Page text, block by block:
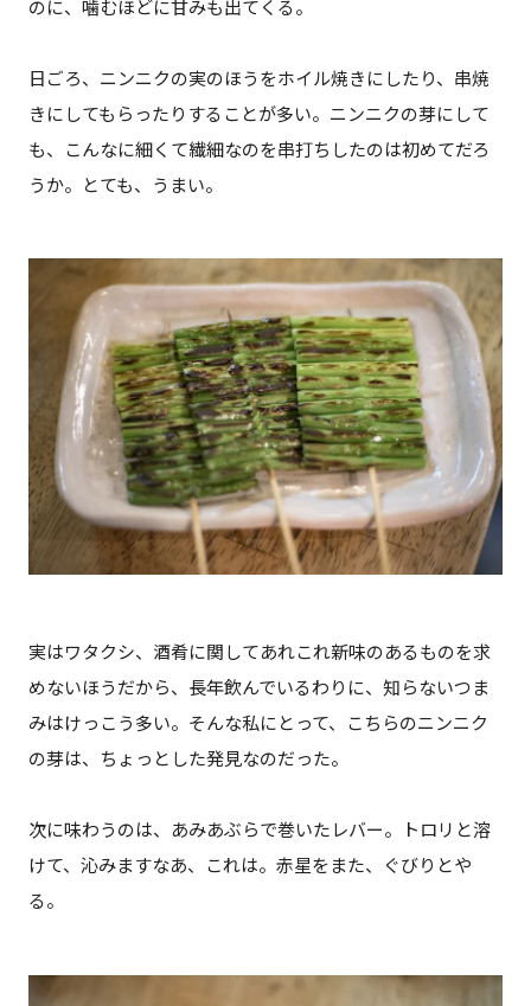
のに、噛むほどに甘みも出てくる。
日ごろ、ニンニクの実のほうをホイル焼きにしたり、串焼
きにしてもらったりすることが多い。ニンニクの芽にして
も、こんなに細くて繊細なのを串打ちしたのは初めてだろ
うか。とても、うまい。
実はワタクシ、酒肴に関してあれこれ新味のあるものを求
めないほうだから、長年飲んでいるわりに、知らないつま
みはけっこう多い。そんな私にとって、こちらのニンニク
の芽は、ちょっとした発見なのだった。
次に味わうのは、あみあぶらで巻いたレバー。トロリと溶
けて、沁みますなあ、これは。赤星をまた、ぐびりとや
る。